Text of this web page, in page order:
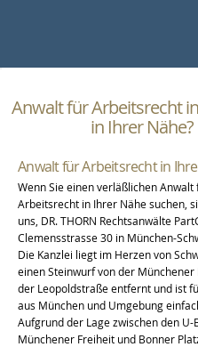
Anwalt für Arbeitsrecht
in Ihrer Nähe?
Anwalt für Arbeitsrecht in
Wenn Sie einenverläßlichen Anwalt
Arbeitsrecht in Ihrer Nähe suchen,
uns, DR. THORN Rechtsanwälte
Clemensstrasse 30 in München-
Die Kanzlei liegt im Herzen von
einen Steinwurf von der Münchener
der Leopoldstraße entfernt und ist
aus München und Umgebung
Aufgrund der Lage zwischen den
Münchener Freiheit und Bonner